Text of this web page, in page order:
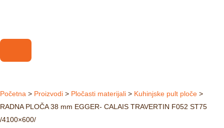
Početna > Proizvodi > Pločasti materijali > Kuhinjske pult ploče >
RADNA PLOČA 38 mm EGGER- CALAIS TRAVERTIN F052 ST75
/4100×600/